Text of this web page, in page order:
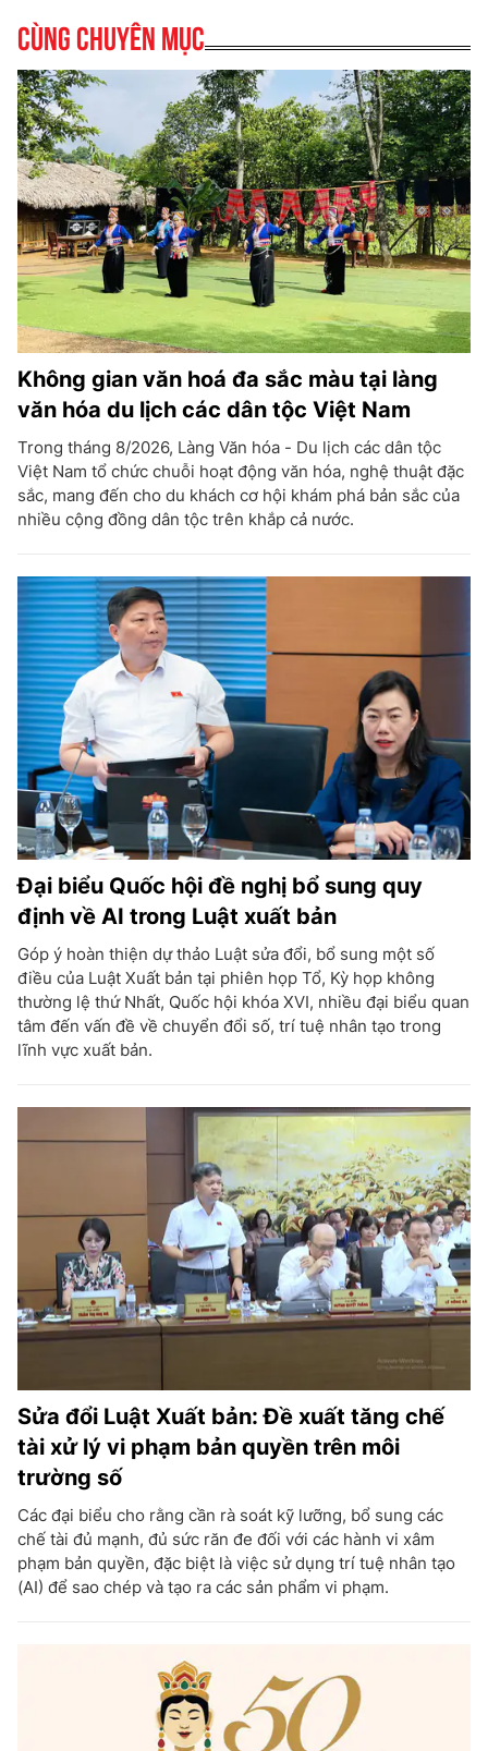
Cùng chuyên mục
Không gian văn hoá đa sắc màu tại làng
văn hóa du lịch các dân tộc Việt Nam
Trong tháng 8/2026, Làng Văn hóa - Du lịch các dân tộc
Việt Nam tổ chức chuỗi hoạt động văn hóa, nghệ thuật đặc
sắc, mang đến cho du khách cơ hội khám phá bản sắc của
nhiều cộng đồng dân tộc trên khắp cả nước.
Đại biểu Quốc hội đề nghị bổ sung quy
định về AI trong Luật xuất bản
Góp ý hoàn thiện dự thảo Luật sửa đổi, bổ sung một số
điều của Luật Xuất bản tại phiên họp Tổ, Kỳ họp không
thường lệ thứ Nhất, Quốc hội khóa XVI, nhiều đại biểu quan
tâm đến vấn đề về chuyển đổi số, trí tuệ nhân tạo trong
lĩnh vực xuất bản.
Sửa đổi Luật Xuất bản: Đề xuất tăng chế
tài xử lý vi phạm bản quyền trên môi
trường số
Các đại biểu cho rằng cần rà soát kỹ lưỡng, bổ sung các
chế tài đủ mạnh, đủ sức răn đe đối với các hành vi xâm
phạm bản quyền, đặc biệt là việc sử dụng trí tuệ nhân tạo
(AI) để sao chép và tạo ra các sản phẩm vi phạm.